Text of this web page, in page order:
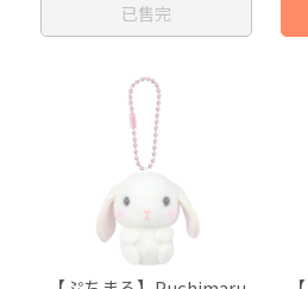
已售完